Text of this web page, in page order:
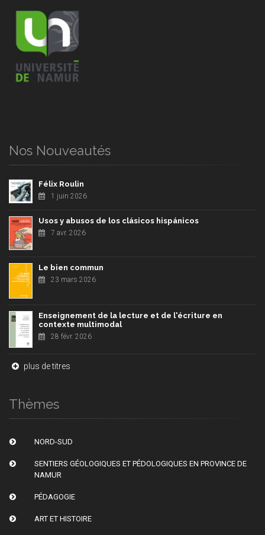
Nos Nouveautés
Félix Roulin
1 juin 2026
Usos y abusos de los clásicos hispánicos
7 avr. 2026
Le bien commun
23 mars 2026
Enseignement de la lecture et de l'écriture en
contexte multimodal
28 févr. 2026
plus de titres
Thèmes
NORD-SUD
SENTIERS GÉOLOGIQUES ET PÉDOLOGIQUES EN PROVINCE DE
NAMUR
PÉDAGOGIE
ART ET HISTOIRE